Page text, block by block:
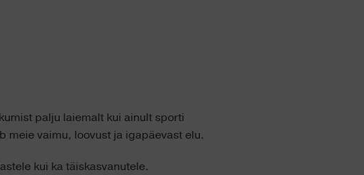
palju laiemalt kui ainult sporti
meie vaimu, loovust ja igapäevast elu.
kui ka täiskasvanutele.